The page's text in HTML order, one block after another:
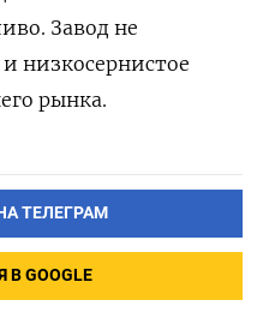
Завод не
низкосернистое
рынка.
ТЕЛЕГРАМ
GOOGLE